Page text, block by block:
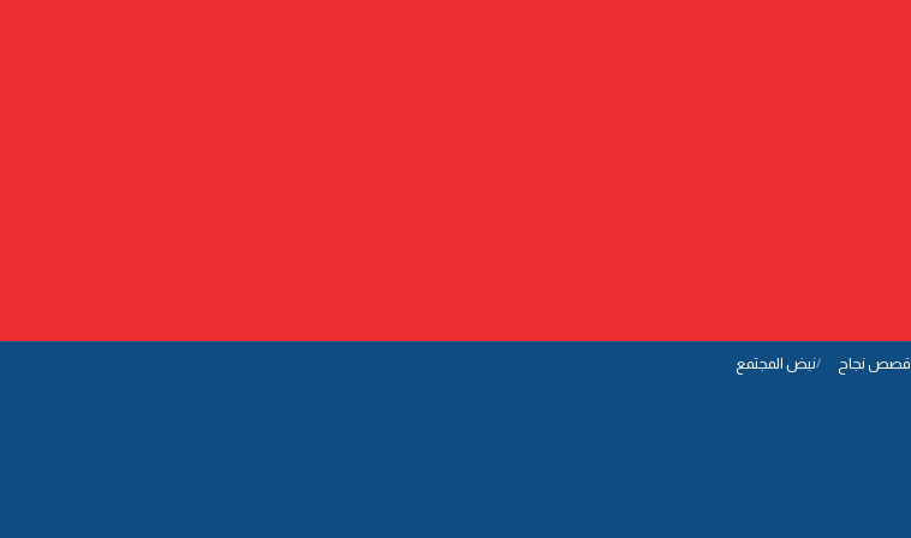
قصص نجاح نبض المجتمع